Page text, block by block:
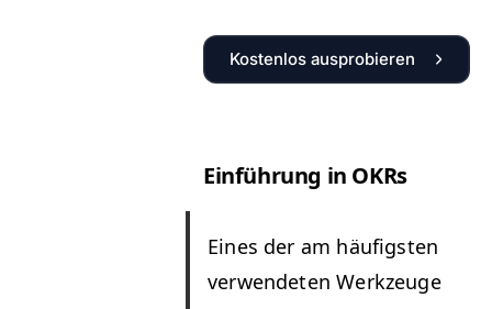
Kostenlos ausprobieren
Ein­führung in OKRs
Eines der am häu­fig­sten
ver­wen­de­ten Werkzeuge